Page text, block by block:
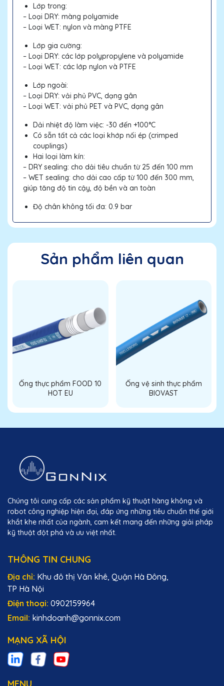
Lớp trong:
– Loại DRY: màng polyamide
– Loại WET: nylon và màng PTFE
Lớp gia cường:
– Loại DRY: các lớp polypropylene và polyamide
– Loại WET: các lớp nylon và PTFE
Lớp ngoài:
– Loại DRY: vải phủ PVC, dạng gân
– Loại WET: vải phủ PET và PVC, dạng gân
Dải nhiệt độ làm việc: -30 đến +100°C
Có sẵn tất cả các loại khớp nối ép (crimped
couplings)
Hai loại làm kín:
– DRY sealing: cho dải tiêu chuẩn từ 25 đến 100 mm
– WET sealing: cho dải cao cấp từ 100 đến 300 mm,
giúp tăng độ tin cậy, độ bền và an toàn
Độ chân không tối đa: 0.9 bar
Sản phẩm liên quan
Ống thực phẩm FOOD 10
HOT EU
Ống vệ sinh thực phẩm
BIOVAST
Chúng tôi cung cấp các sản phẩm kỹ thuật hàng không và
robot công nghiệp hiện đại, đáp ứng những tiêu chuẩn thế giới
khắt khe nhất của ngành, cam kết mang đến những giải pháp
kỹ thuật đột phá và ưu việt nhất.
THÔNG TIN CHUNG
Địa chỉ: Khu đô thị Văn khê, Quận Hà Đông,
TP Hà Nội
Điện thoại: 0902159964
Email: kinhdoanh@gonnix.com
MẠNG XÃ HỘI